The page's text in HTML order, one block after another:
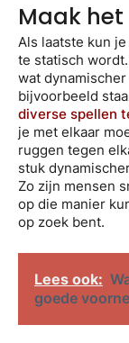
Maak
Als laatste kun
te statisch
wat
bijvoorbeeld
diverse spellen
je met elkaar
ruggen tegen
stuk
Zo zijn mensen
op die manier
op zoek bent.
Lees ook:
goede